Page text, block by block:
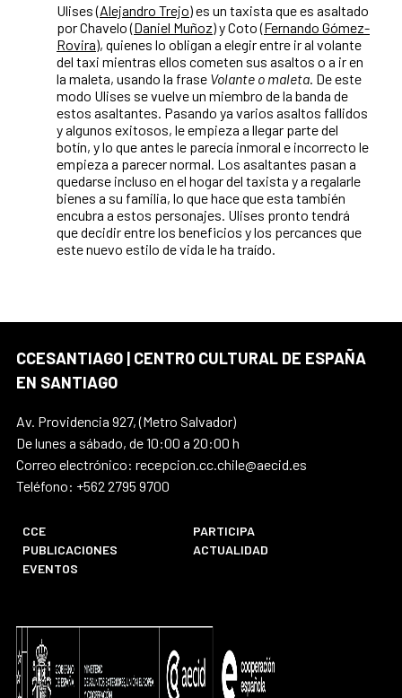
Ulises (Alejandro Trejo) es un taxista que es asaltado
por Chavelo (Daniel Muñoz) y Coto (Fernando Gómez-
Rovira), quienes lo obligan a elegir entre ir al volante
del taxi mientras ellos cometen sus asaltos o a ir en
la maleta, usando la frase Volante o maleta. De este
modo Ulises se vuelve un miembro de la banda de
estos asaltantes. Pasando ya varios asaltos fallidos
y algunos exitosos, le empieza a llegar parte del
botín, y lo que antes le parecía inmoral e incorrecto le
empieza a parecer normal. Los asaltantes pasan a
quedarse incluso en el hogar del taxista y a regalarle
bienes a su familia, lo que hace que esta también
encubra a estos personajes. Ulises pronto tendrá
que decidir entre los beneficios y los percances que
este nuevo estilo de vida le ha traído.
CCESANTIAGO | CENTRO CULTURAL DE ESPAÑA
EN SANTIAGO
Av. Providencia 927, (Metro Salvador)
De lunes a sábado, de 10:00 a 20:00 h
Correo electrónico: recepcion.cc.chile@aecid.es
Teléfono: +562 2795 9700
CCE
PARTICIPA
PUBLICACIONES
ACTUALIDAD
EVENTOS